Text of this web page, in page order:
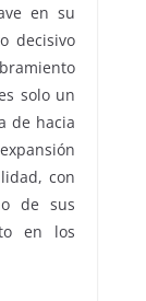
en su
decisivo
solo un
de hacia
con
de sus
en los